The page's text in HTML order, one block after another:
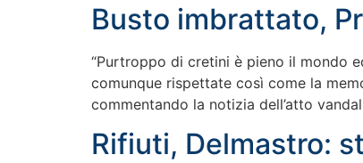
Busto imbrattato,
“Purtroppo di cretini è pieno il mondo
comunque rispettate così come la
commentando la notizia dell’atto
Rifiuti, Delmastro: